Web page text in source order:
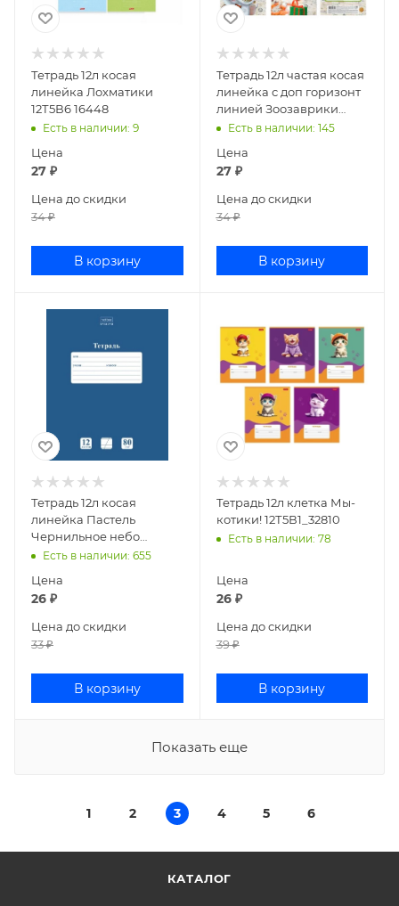
Тетрадь 12л косая
линейка Лохматики
12Т5В6 16448
Есть в наличии: 9
Цена
27 ₽
Цена до скидки
34₽
В корзину
Тетрадь 12л частая косая
линейка с доп горизонт
линией Зоозаврики
12Т5В6
Есть в наличии: 145
Цена
27₽
Цена до скидки
34₽
В корзину
Тетрадь 12л косая
линейка Пастель
Чернильное небо
12Т5А6_05061
Есть в наличии: 655
Цена
26 ₽
Цена до скидки
33₽
В корзину
Тетрадь 12л клетка Мы-
котики! 12Т5В1_32810
Есть в наличии: 78
Цена
26₽
Цена до скидки
39₽
В корзину
Показать еще
1 2 3 4 5 6
КАТАЛОГ